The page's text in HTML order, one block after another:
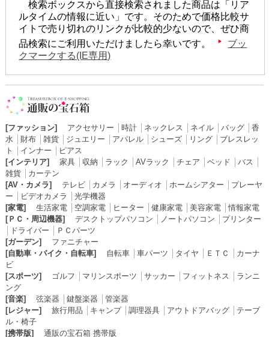
検索ボックスから直接検索されました商品は「リア
ルタイムの情報に近い」です。そのためで価格比較サ
イトで売り切れのリンクが比較的少ないので、ぜひ商
品検索にご利用いただけましたら幸いです。
ブッ
クマークする(IE専用)
[ファッション] アクセサリー 時計│ ネックレス ネイル│ バッグ│ 香
水
財布│ 雑貨│ ジュエリー アパレル│ シューズ│ リング│ ブレスレッ
ト
インナー
ピアス
[インテリア]
家具│ 収納 ラック AVラック チェア ベッド バス
雑貨│ カーテン
[AV・カメラ]
テレビ│ カメラ オーディオ ホームシアター
プレーヤ
ー
ビデオカメラ
光学機器
[家電]
生活家電│ 空調家電│ ヒーター 健康家電│ 美容家電│情報家電
[ＰＣ・周辺機器]
デスクトップパソコン ノートパソコン
プリンター
ドライバー
ＰＣパーツ
[ガーデン]
ファニチャー
[自動車・バイク・自転車]
自転車│ 車パーツ タイヤ ＥＴＣ
カーナ
ビ
[スポーツ]
ゴルフ マリンスポーツ サッカー フィットネス
ランニ
ング
[音楽]
弦楽器 鍵盤楽器
管楽器
[レジャー]
旅行用品 キャンプ│ 調理器具│ アウトドアバッグ│ テーブ
ル・椅子
[携帯版]
通販の宝石箱 携帯版